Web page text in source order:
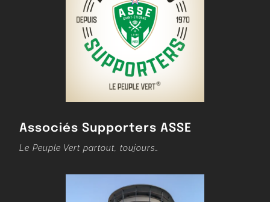
Associés Supporters ASSE
Le Peuple Vert partout, toujours…